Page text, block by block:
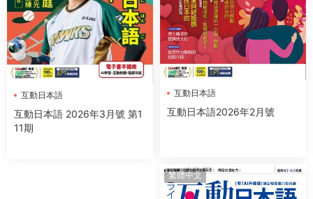
互動日本語
互動日本語 2026年3月號 第1
11期
互動日本語
互動日本語2026年2月號
繁體中文